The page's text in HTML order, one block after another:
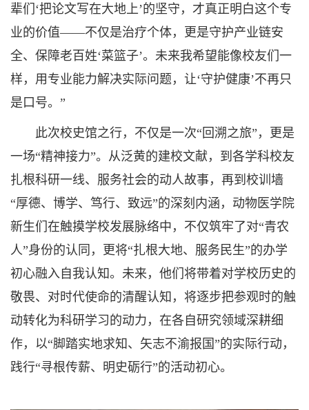
辈们‘把论文写在大地上’的坚守，才真正明白这个专
业的价值——不仅是治疗个体，更是守护产业链安
全、保障老百姓‘菜篮子’。未来我希望能像校友们一
样，用专业能力解决实际问题，让‘守护健康’不再只
是口号。”
此次校史馆之行，不仅是一次“回溯之旅”，更是
一场“精神接力”。从泛黄的建校文献，到各学科校友
扎根科研一线、服务社会的动人故事，再到校训墙
“厚德、博学、笃行、致远”的深刻内涵，动物医学院
新生们在触摸学校发展脉络中，不仅筑牢了对“青农
人”身份的认同，更将“扎根大地、服务民生”的办学
初心融入自我认知。未来，他们将带着对学校历史的
敬畏、对时代使命的清醒认知，将逐步把参观时的触
动转化为科研学习的动力，在各自研究领域深耕细
作，以“脚踏实地求知、矢志不渝报国”的实际行动，
践行“寻根传薪、明史砺行”的活动初心。